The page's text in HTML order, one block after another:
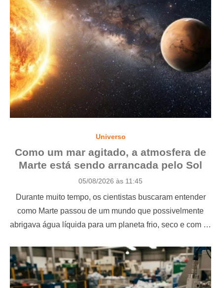
Universo
Como um mar agitado, a atmosfera de
Marte está sendo arrancada pelo Sol
P
s
e
d
05/08/2026 às 11:45
Durante muito tempo, os cientistas buscaram entender
como Marte passou de um mundo que possivelmente
abrigava água líquida para um planeta frio, seco e com …